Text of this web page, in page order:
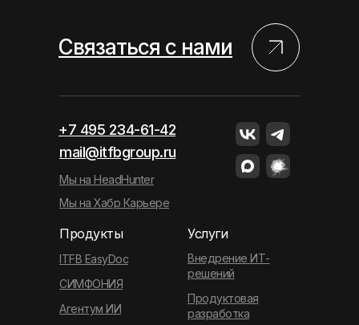
Связаться с нами
Услуги
Продукты
ITFB EasyDoc
СИМФОНИЯ
Агентум ИИ
Мы на HeadHunter
mail@itfbgroup.ru
+7 495 234-61-42
Мы на Хабр Карьере
Продуктовая
разработка
Внедрение ИТ-
решений